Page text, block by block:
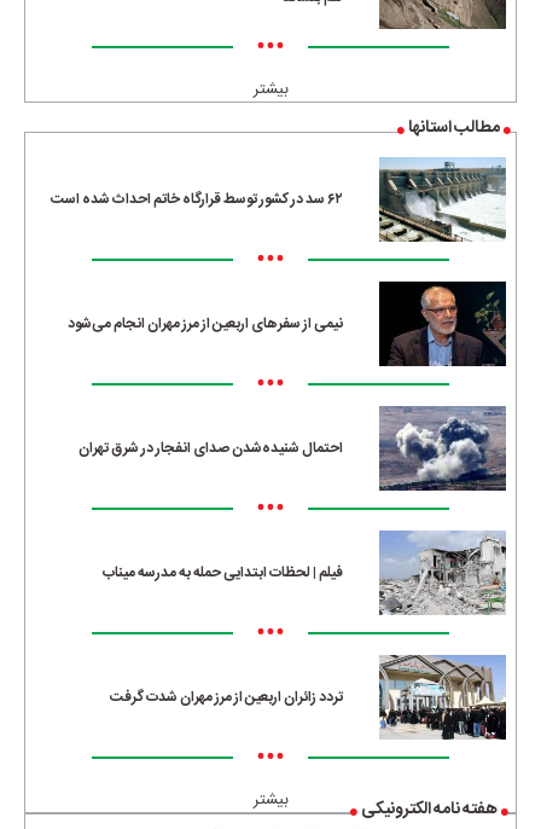
•••
بیشتر
مطالب استانها
۶۲ سد در کشور توسط قرارگاه خاتم احداث شده است
•••
نیمی از سفرهای اربعین از مرز مهران انجام می‌شود
•••
احتمال شنیده‌شدن صدای انفجار در شرق تهران
•••
فیلم | لحظات ابتدایی حمله به مدرسه میناب
•••
تردد زائران اربعین از مرز مهران شدت گرفت
•••
بیشتر هفته نامه الکترونیکی